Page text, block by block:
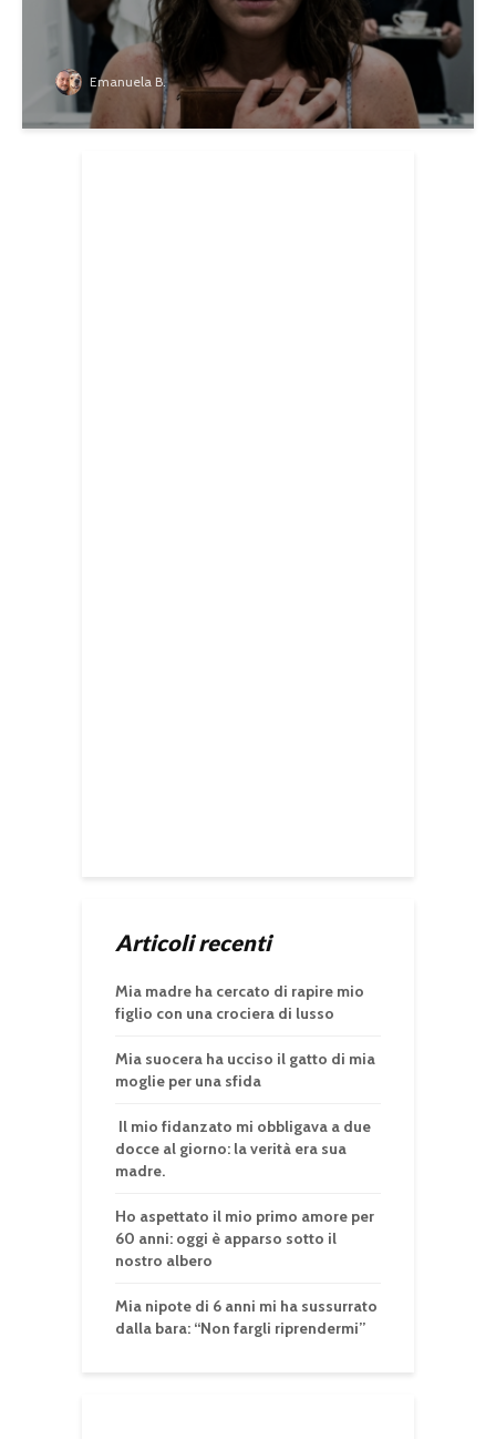
Emanuela B.
Articoli recenti
Mia madre ha cercato di rapire mio
figlio con una crociera di lusso
Mia suocera ha ucciso il gatto di mia
moglie per una sfida
Il mio fidanzato mi obbligava a due
docce al giorno: la verità era sua
madre.
Ho aspettato il mio primo amore per
60 anni: oggi è apparso sotto il
nostro albero
Mia nipote di 6 anni mi ha sussurrato
dalla bara: “Non fargli riprendermi”